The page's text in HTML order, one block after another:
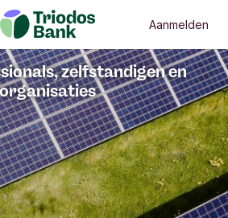
Aanmelden
zelfstandigen en
organisaties